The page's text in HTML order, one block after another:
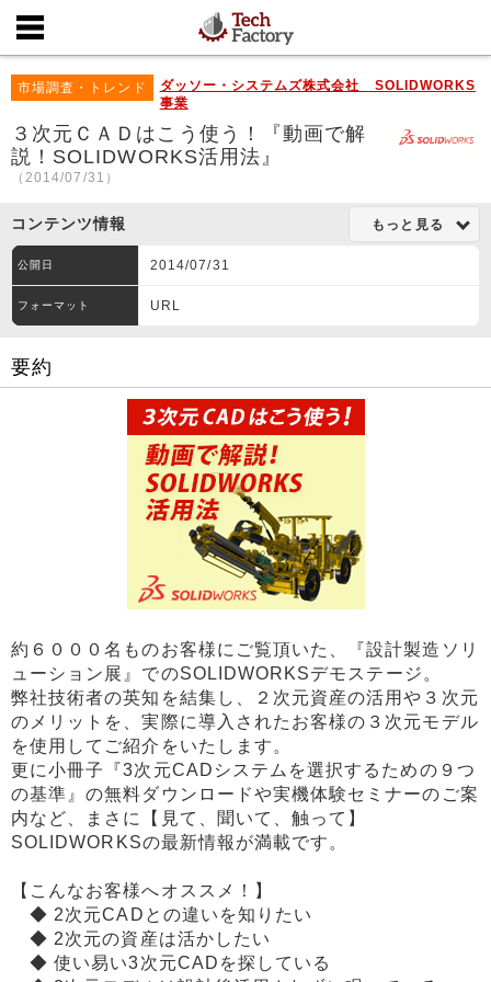
市場調査・トレンド
ダッソー・システムズ株式会社 SOLIDWORKS
事業
３次元ＣＡＤはこう使う！『動画で解
説！SOLIDWORKS活用法』
（2014/07/31）
コンテンツ情報 もっと見る
公開日 2014/07/31
フォーマット URL
要約
約６０００名ものお客様にご覧頂いた、『設計製造ソリ
ューション展』でのSOLIDWORKSデモステージ。
弊社技術者の英知を結集し、２次元資産の活用や３次元
のメリットを、実際に導入されたお客様の３次元モデル
を使用してご紹介をいたします。
更に小冊子『3次元CADシステムを選択するための９つ
の基準』の無料ダウンロードや実機体験セミナーのご案
内など、まさに【見て、聞いて、触って】
SOLIDWORKSの最新情報が満載です。
【こんなお客様へオススメ！】
◆ 2次元CADとの違いを知りたい
◆ 2次元の資産は活かしたい
◆ 使い易い3次元CADを探している